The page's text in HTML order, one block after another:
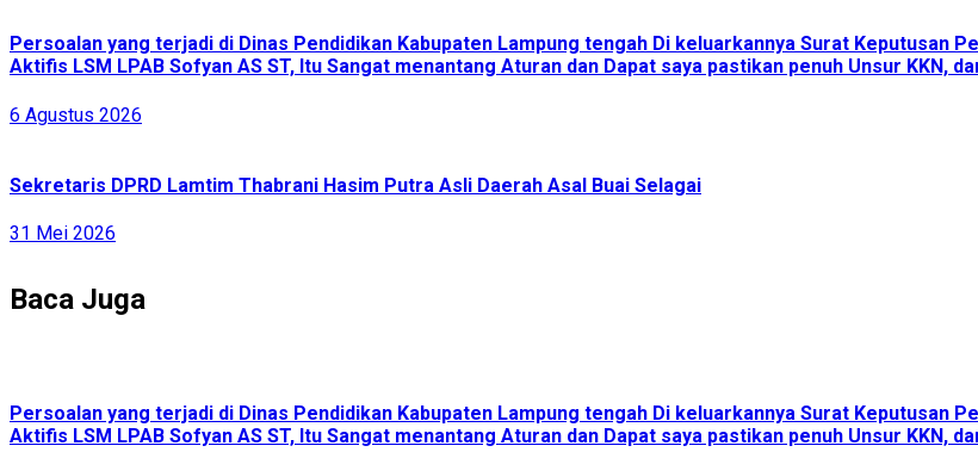
Persoalan yang terjadi di Dinas Pendidikan Kabupaten Lampung tengah Di keluarkannya Surat Keputusan
Aktifis LSM LPAB Sofyan AS ST, Itu Sangat menantang Aturan dan Dapat saya pastikan penuh Unsur KKN,
6 Agustus 2026
Sekretaris DPRD Lamtim Thabrani Hasim Putra Asli Daerah Asal Buai Selagai
31 Mei 2026
Baca Juga
Persoalan yang terjadi di Dinas Pendidikan Kabupaten Lampung tengah Di keluarkannya Surat Keputusan
Aktifis LSM LPAB Sofyan AS ST, Itu Sangat menantang Aturan dan Dapat saya pastikan penuh Unsur KKN,